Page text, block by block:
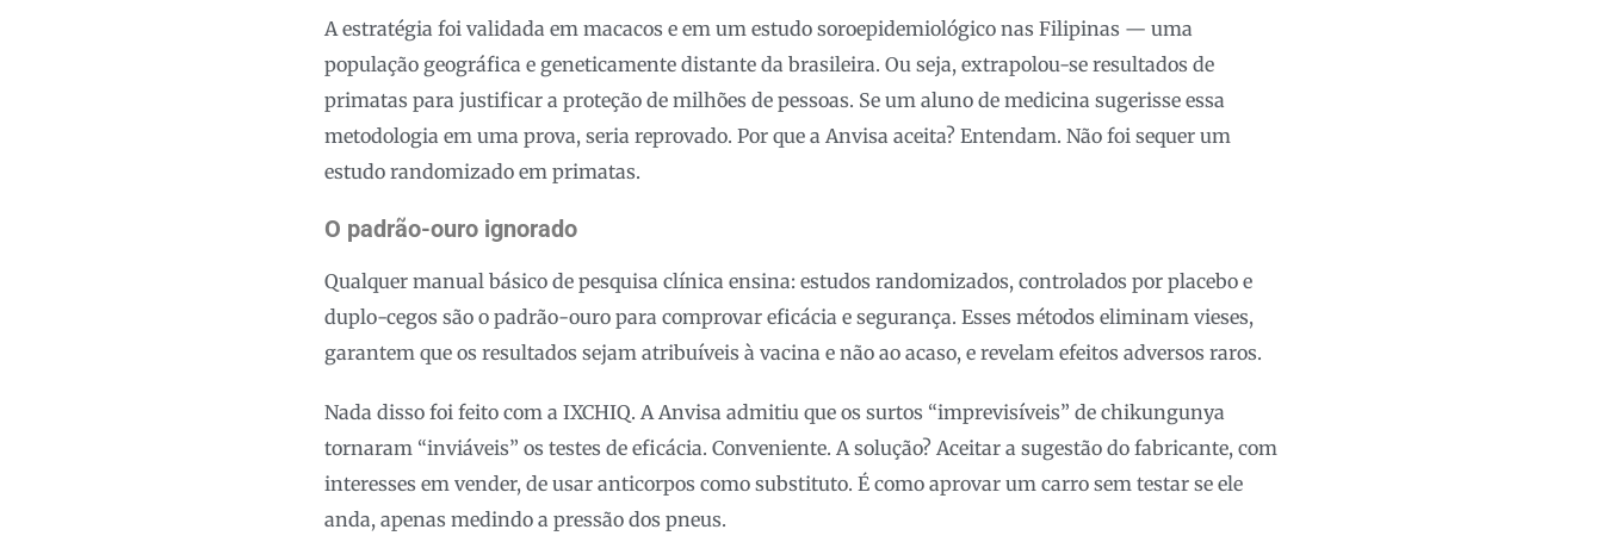
A estratégia foi validada em macacos e em um estudo soroepidemiológico nas Filipinas — uma
população geográfica e geneticamente distante da brasileira. Ou seja, extrapolou-se resultados de
primatas para justificar a proteção de milhões de pessoas. Se um aluno de medicina sugerisse essa
metodologia em uma prova, seria reprovado. Por que a Anvisa aceita? Entendam. Não foi sequer um
estudo randomizado em primatas.
O padrão-ouro ignorado
Qualquer manual básico de pesquisa clínica ensina: estudos randomizados, controlados por placebo e
duplo-cegos são o padrão-ouro para comprovar eficácia e segurança. Esses métodos eliminam vieses,
garantem que os resultados sejam atribuíveis à vacina e não ao acaso, e revelam efeitos adversos raros.
Nada disso foi feito com a IXCHIQ. A Anvisa admitiu que os surtos “imprevisíveis” de chikungunya
tornaram “inviáveis” os testes de eficácia. Conveniente. A solução? Aceitar a sugestão do fabricante, com
interesses em vender, de usar anticorpos como substituto. É como aprovar um carro sem testar se ele
anda, apenas medindo a pressão dos pneus.